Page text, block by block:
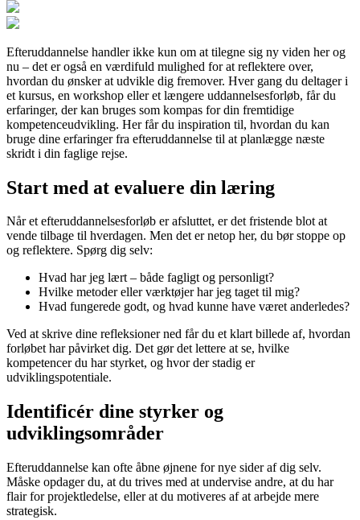
Efteruddannelse handler ikke kun om at tilegne sig ny viden her og
nu – det er også en værdifuld mulighed for at reflektere over,
hvordan du ønsker at udvikle dig fremover. Hver gang du deltager i
et kursus, en workshop eller et længere uddannelsesforløb, får du
erfaringer, der kan bruges som kompas for din fremtidige
kompetenceudvikling. Her får du inspiration til, hvordan du kan
bruge dine erfaringer fra efteruddannelse til at planlægge næste
skridt i din faglige rejse.
Start med at evaluere din læring
Når et efteruddannelsesforløb er afsluttet, er det fristende blot at
vende tilbage til hverdagen. Men det er netop her, du bør stoppe op
og reflektere. Spørg dig selv:
Hvad har jeg lært – både fagligt og personligt?
Hvilke metoder eller værktøjer har jeg taget til mig?
Hvad fungerede godt, og hvad kunne have været anderledes?
Ved at skrive dine refleksioner ned får du et klart billede af, hvordan
forløbet har påvirket dig. Det gør det lettere at se, hvilke
kompetencer du har styrket, og hvor der stadig er
udviklingspotentiale.
Identificér dine styrker og
udviklingsområder
Efteruddannelse kan ofte åbne øjnene for nye sider af dig selv.
Måske opdager du, at du trives med at undervise andre, at du har
flair for projektledelse, eller at du motiveres af at arbejde mere
strategisk.